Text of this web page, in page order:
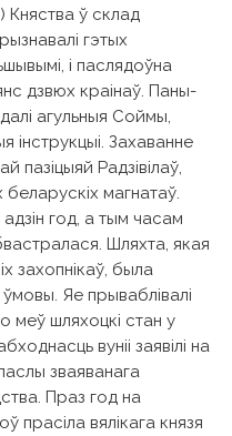
Княства ў склад
гэтых
і паслядоўна
дзвюх краінаў. Паны-
агульныя Соймы,
інструкцыі. Захаванне
пазіцыяй Радзівілаў,
беларускіх магнатаў.
год, а тым часам
Шляхта, якая
захопнікаў, была
ўмовы. Яе прываблівалі
меў шляхоцкі стан у
вуніі заявілі на
зваяванага
Праз год на
прасіла вялікага князя